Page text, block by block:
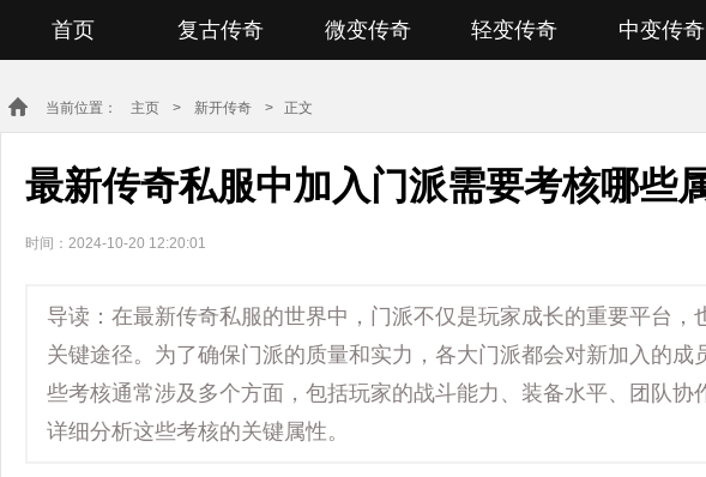
首页 复古传奇 微变传奇 轻变传奇 中变传奇
当前位置： 主页 > 新开传奇 > 正文
最新传奇私服中加入门派需要考核哪些
时间：2024-10-20 12:20:01
导读：在最新传奇私服的世界中，门派不仅是玩家成长的重要平台，
关键途径。为了确保门派的质量和实力，各大门派都会对新加入的成
些考核通常涉及多个方面，包括玩家的战斗能力、装备水平、团队协
详细分析这些考核的关键属性。